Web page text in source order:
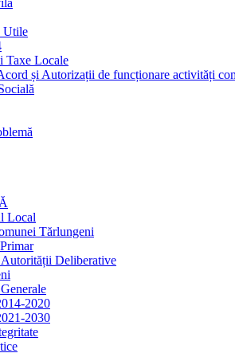
Utile
Taxe Locale
și Autorizații de funcționare activități
Local
Tărlungeni
Deliberative
2020
2030